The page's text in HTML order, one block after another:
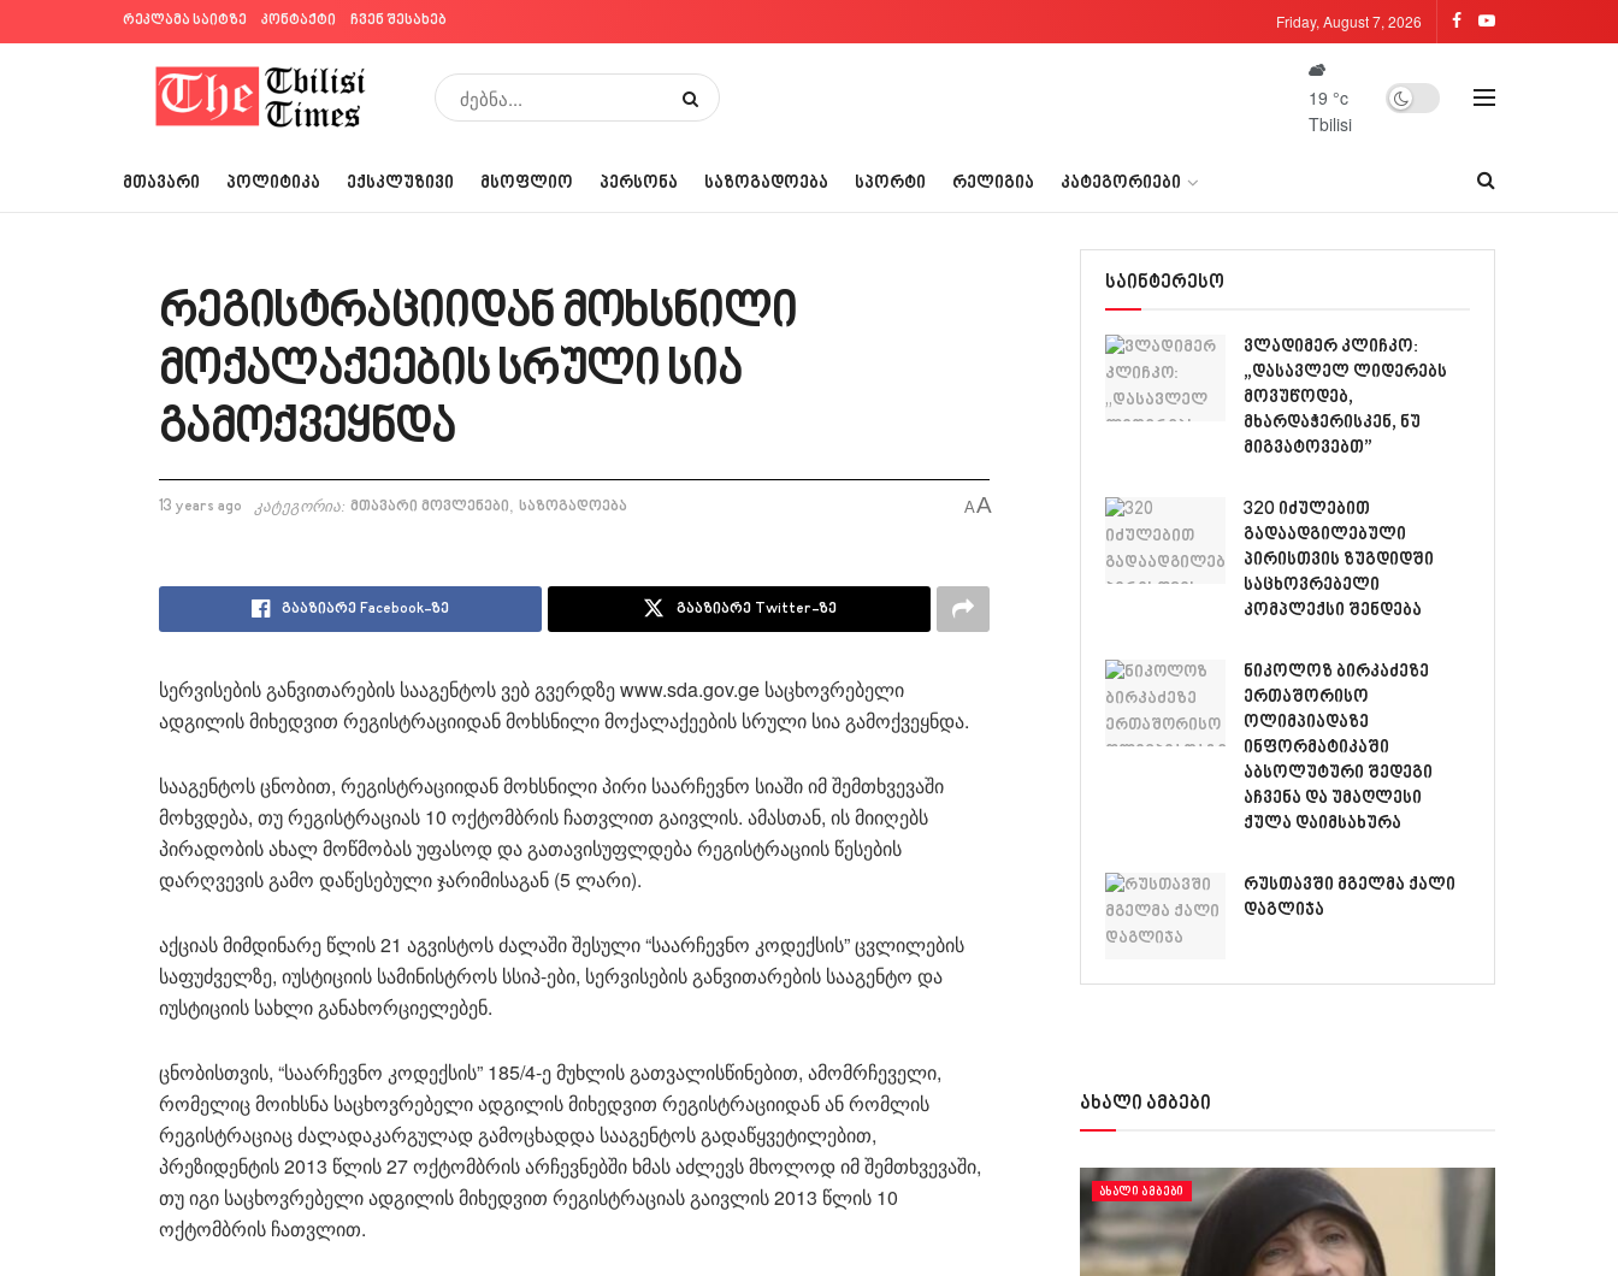
რეკლამა საიტზე კონტაქტი ჩვენ შესახებ Friday, August 7, 2026
19 °c
Tbilisi
ᲛᲗᲐᲕᲐᲠᲘ ᲞᲝᲚᲘᲢᲘᲙᲐ ᲔᲥᲡᲙᲚᲣᲖᲘᲕᲘ ᲛᲡᲝᲤᲚᲘᲝ ᲞᲔᲠᲡᲝᲜᲐ ᲡᲐᲖᲝᲒᲐᲓᲝᲔᲑᲐ ᲡᲞᲝᲠᲢᲘ ᲠᲔᲚᲘᲒᲘᲐ ᲙᲐᲢᲔᲒᲝᲠᲘᲔᲑᲘ
რეგისტრაციიდან მოხსნილი
მოქალაქეების სრული სია
გამოქვეყნდა
13 years ago კატეგორია: მთავარი მოვლენები, საზოგადოება AA
გააზიარე Facebook-ზე გააზიარე Twitter-ზე
სერვისების განვითარების სააგენტოს ვებ გვერდზე www.sda.gov.ge საცხოვრებელი
ადგილის მიხედვით რეგისტრაციიდან მოხსნილი მოქალაქეების სრული სია გამოქვეყნდა.
სააგენტოს ცნობით, რეგისტრაციიდან მოხსნილი პირი საარჩევნო სიაში იმ შემთხვევაში
მოხვდება, თუ რეგისტრაციას 10 ოქტომბრის ჩათვლით გაივლის. ამასთან, ის მიიღებს
პირადობის ახალ მოწმობას უფასოდ და გათავისუფლდება რეგისტრაციის წესების
დარღვევის გამო დაწესებული ჯარიმისაგან (5 ლარი).
აქციას მიმდინარე წლის 21 აგვისტოს ძალაში შესული “საარჩევნო კოდექსის” ცვლილების
საფუძველზე, იუსტიციის სამინისტროს სსიპ-ები, სერვისების განვითარების სააგენტო და
იუსტიციის სახლი განახორციელებენ.
ცნობისთვის, “საარჩევნო კოდექსის” 185/4-ე მუხლის გათვალისწინებით, ამომრჩეველი,
რომელიც მოიხსნა საცხოვრებელი ადგილის მიხედვით რეგისტრაციიდან ან რომლის
რეგისტრაციაც ძალადაკარგულად გამოცხადდა სააგენტოს გადაწყვეტილებით,
პრეზიდენტის 2013 წლის 27 ოქტომბრის არჩევნებში ხმას აძლევს მხოლოდ იმ შემთხვევაში,
თუ იგი საცხოვრებელი ადგილის მიხედვით რეგისტრაციას გაივლის 2013 წლის 10
ოქტომბრის ჩათვლით.
საინტერესო
ვლადიმერ კლიჩკო:
„დასავლელ ლიდერებს
მოვუწოდებ,
მხარდაჭერისკენ, ნუ
მიგვატოვებთ”
320 იძულებით
გადაადგილებული
პირისთვის ზუგდიდში
საცხოვრებელი
კომპლექსი შენდება
ნიკოლოზ ბირკაძეზე
ერთაშორისო
ოლიმპიადაზე
ინფორმატიკაში
აბსოლუტური შედეგი
აჩვენა და უმაღლესი
ქულა დაიმსახურა
რუსთავში მგელმა ქალი
დაგლიჯა
ახალი ამბები
ᲐᲮᲐᲚᲘ ᲐᲛᲑᲔᲑᲘ